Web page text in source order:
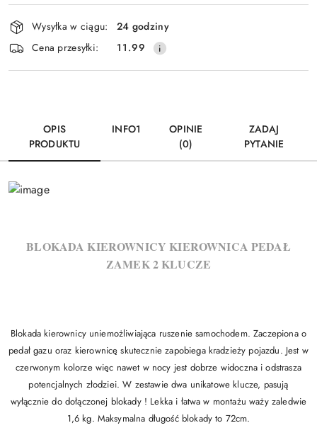
Wyślij
Dostępność
i
dostawa
Wysyłka w ciągu:
24 godziny
Cena przesyłki:
11.99
OPIS
PRODUKTU
INFO1
OPINIE
(0)
ZADAJ
PYTANIE
BLOKADA KIEROWNICY KIEROWNICA PEDAŁ
ZAMEK 2 KLUCZE
Blokada kierownicy uniemożliwiająca ruszenie samochodem. Zaczepiona o
pedał gazu oraz kierownicę skutecznie zapobiega kradzieży pojazdu. Jest w
czerwonym kolorze więc nawet w nocy jest dobrze widoczna i odstrasza
potencjalnych złodziei. W zestawie dwa unikatowe klucze, pasują
wyłącznie do dołączonej blokady ! Lekka i łatwa w montażu waży zaledwie
1,6 kg. Maksymalna długość blokady to 72cm.